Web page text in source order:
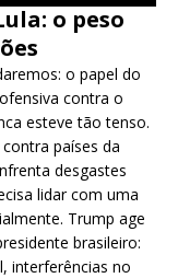
o peso
o papel do
contra o
esteve tão tenso.
países da
desgastes
lidar com uma
Trump age
brasileiro:
interferências no